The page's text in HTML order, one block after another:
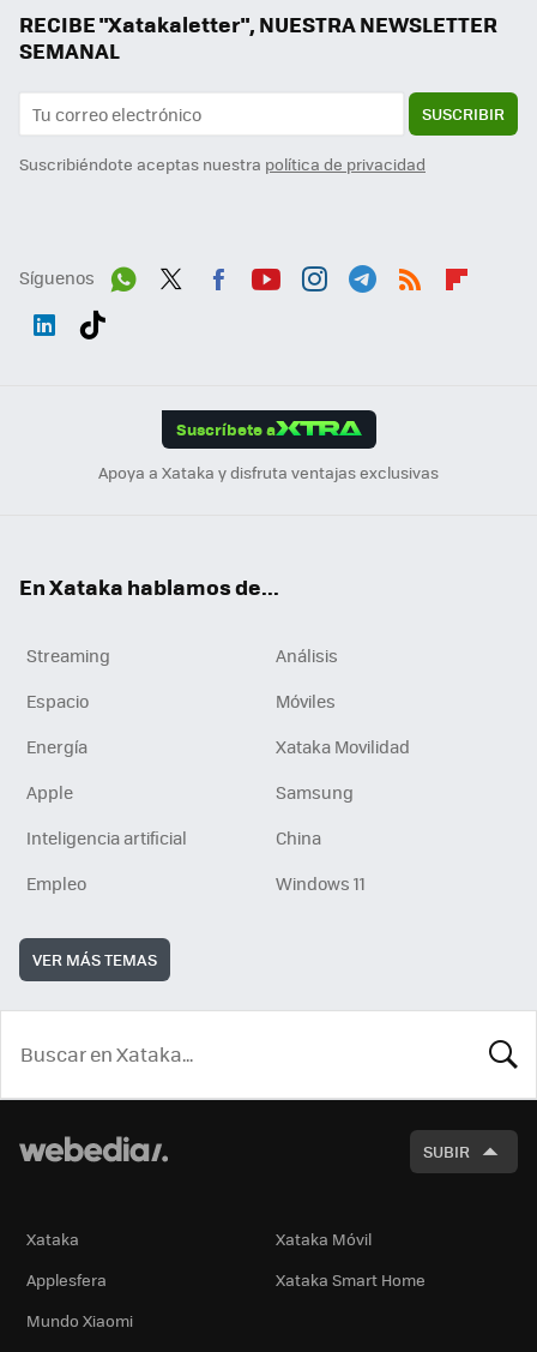
RECIBE "Xatakaletter", NUESTRA NEWSLETTER
SEMANAL
SUSCRIBIR
Suscribiéndote aceptas nuestra política de privacidad
Síguenos
Suscríbete a
Apoya a Xataka y disfruta ventajas exclusivas
En Xataka hablamos de...
Streaming
Análisis
Espacio
Móviles
Energía
Xataka Movilidad
Apple
Samsung
Inteligencia artificial
China
Empleo
Windows 11
VER MÁS TEMAS
SUBIR
Xataka
Xataka Móvil
Applesfera
Xataka Smart Home
Mundo Xiaomi